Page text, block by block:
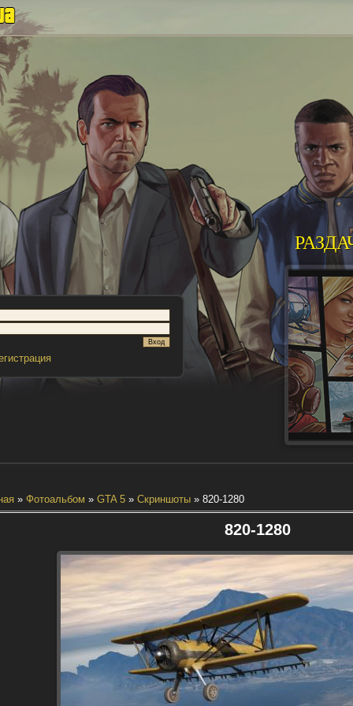
» Фотоальбом » GTA 5» Скриншоты» 820-1280
820-1280